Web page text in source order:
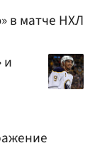
в матче НХЛ
и